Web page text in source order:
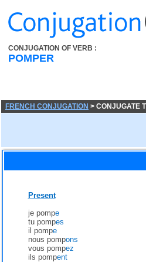
CONJUGATION OF VERB :
POMPER
FRENCH CONJUGATION > CONJUGATE
Present
je pompe
tu pompes
il pompe
nous pompons
vous pompez
ils pompent